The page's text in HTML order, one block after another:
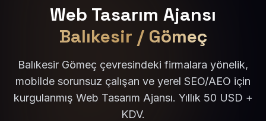
Web Tasarım Ajansı
Balıkesir / Gömeç
Balıkesir Gömeç çevresindeki firmalara yönelik,
mobilde sorunsuz çalışan ve yerel SEO/AEO için
kurgulanmış Web Tasarım Ajansı. Yıllık 50 USD +
KDV.